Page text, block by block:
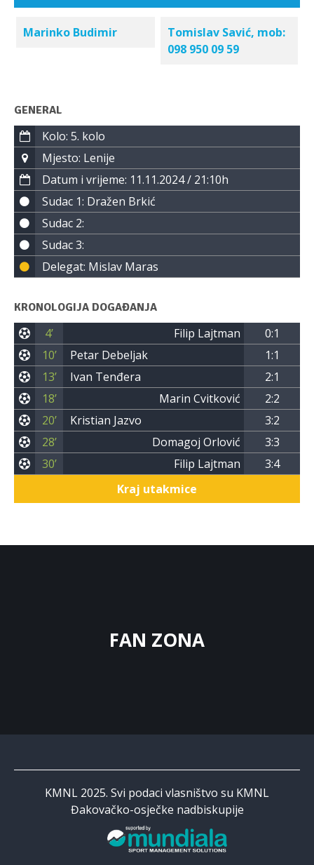
Marinko Budimir
Tomislav Savić, mob:
098 950 09 59
GENERAL
Kolo: 5. kolo
Mjesto: Lenije
Datum i vrijeme: 11.11.2024 / 21:10h
Sudac 1: Dražen Brkić
Sudac 2:
Sudac 3:
Delegat: Mislav Maras
KRONOLOGIJA DOGAĐANJA
4’ Filip Lajtman
0:1
10’
Petar Debeljak
1:1
13’
Ivan Tenđera
2:1
18’
Marin Cvitković
2:2
20’
Kristian Jazvo
3:2
28’
Domagoj Orlović
3:3
30’
Filip Lajtman
3:4
Kraj utakmice
FAN ZONA
KMNL 2025. Svi podaci vlasništvo su KMNL
Đakovačko-osječke nadbiskupije